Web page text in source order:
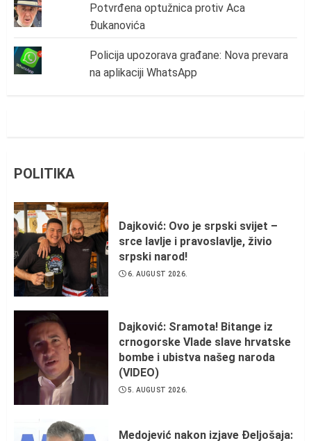
Potvrđena optužnica protiv Aca
Đukanovića
Policija upozorava građane: Nova prevara
na aplikaciji WhatsApp
POLITIKA
Dajković: Ovo je srpski svijet –
srce lavlje i pravoslavlje, živio
srpski narod!
6. AUGUST 2026.
Dajković: Sramota! Bitange iz
crnogorske Vlade slave hrvatske
bombe i ubistva našeg naroda
(VIDEO)
5. AUGUST 2026.
Medojević nakon izjave Đeljošaja: